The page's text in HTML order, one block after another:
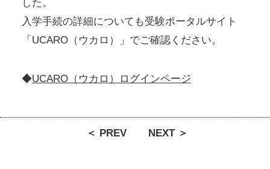
した。
入学手続の詳細についても受験ポータルサイト
「UCARO（ウカロ）」でご確認ください。
◆UCARO（ウカロ）ログインページ
＜ PREV NEXT ＞